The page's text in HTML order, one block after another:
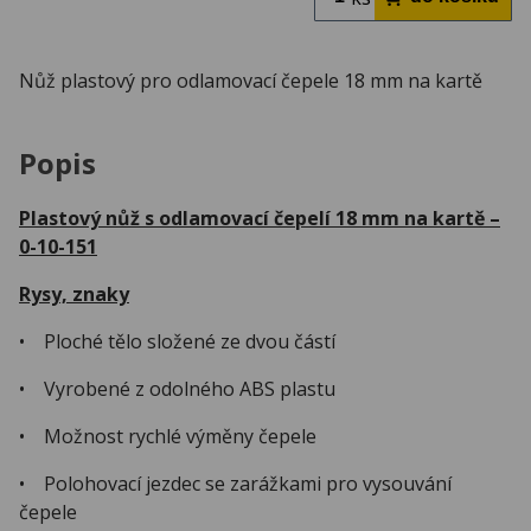
Nůž plastový pro odlamovací čepele 18 mm na kartě
Popis
Plastový nůž s odlamovací čepelí 18 mm na kartě –
0-10-151
Rysy, znaky
• Ploché tělo složené ze dvou částí
• Vyrobené z odolného ABS plastu
• Možnost rychlé výměny čepele
• Polohovací jezdec se zarážkami pro vysouvání
čepele